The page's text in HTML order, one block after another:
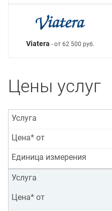
Viatera - от 62 500 руб.
Цены услуг
Услуга
Цена* от
Единица измерения
Услуга
Цена* от